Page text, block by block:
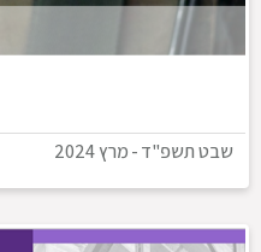
שבט תשפ"ד-מרץ 2024